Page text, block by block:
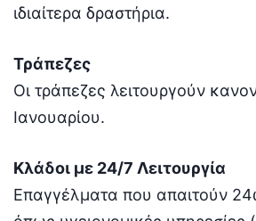
ιδιαίτερα δραστήρια.
Τράπεζες
Οι τράπεζες λειτουργούν
Ιανουαρίου.
Κλάδοι με 24/7 Λειτουργία
Επαγγέλματα που απαιτούν